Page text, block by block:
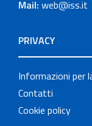
Mail: web@iss.it
PRIVACY
Informazioni per
Contatti
Cookie policy